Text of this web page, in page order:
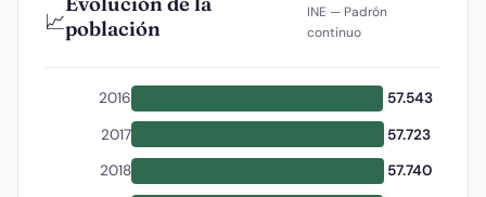
📈población
INE — Padrón
continuo
2016
57.543
2017
57.723
2018
57.740